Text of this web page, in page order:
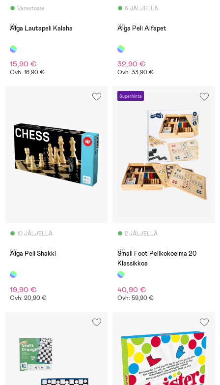
Varastossa
(4)
Alga Lautapeli Kalaha
15,90 €
Ovh: 16,90 €
6 JÄLJELLÄ
(2)
Alga Peli Alfapet
32,90 €
Ovh: 33,90 €
10 JÄLJELLÄ
(8)
Alga Peli Shakki
19,90 €
Ovh: 20,90 €
Superhinta
2 JÄLJELLÄ
(0)
Small Foot Pelikokoelma 20
Klassikkoa
40,90 €
Ovh: 59,90 €